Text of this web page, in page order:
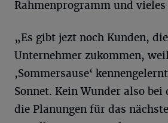
Rahmenprogramm und
„Es gibt jezt noch Kunden,
Unternehmer zukommen,
,Sommersause‘
Sonnet. Kein Wunder also bei
die Planungen für das